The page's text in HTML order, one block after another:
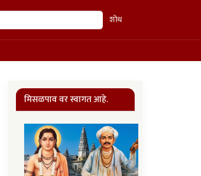
शोध
मिसळपाव वर स्वागत आहे.